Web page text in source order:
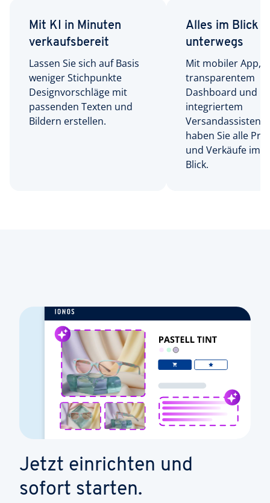
Mit KI in Minuten
verkaufsbereit
Lassen Sie sich auf Basis
weniger Stichpunkte
Designvorschläge mit
passenden Texten und
Bildern erstellen.
Alles im Blick –
unterwegs
Mit mobiler App,
transparentem
Dashboard und
integriertem
haben Sie alle
und Verkäufe
Blick.
Jetzt einrichten und
sofort starten.